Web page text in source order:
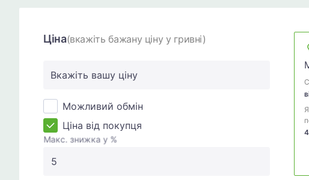
Ціна(вкажіть бажану ціну у гривні)
Вкажіть вашу ціну
Можливий обмін
Ціна від покупця
Макс. знижка у %